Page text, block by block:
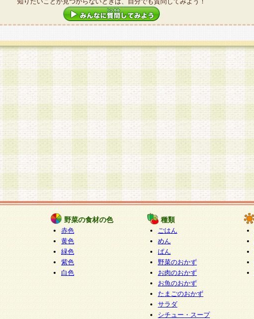
野菜の食材の色
赤色
黄色
緑色
紫色
白色
種類
ごはん
めん
ぱん
野菜のおかず
お肉のおかず
お魚のおかず
たまごのおかず
サラダ
シチュー・スープ